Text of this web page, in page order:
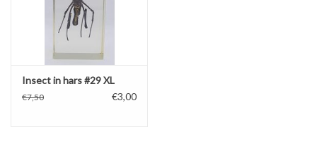
Insect in hars #29 XL
€7,50 €3,00